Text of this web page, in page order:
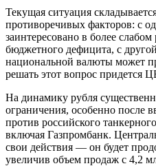
Текущая ситуация
противоречивых факторов: с
заинтересовано в более
бюджетного дефицита, с
национальной валюты может
решать этот вопрос придется
На динамику рубля
ограничения, особенно после
против российского
включая Газпромбанк.
свои действия — он будет
увеличив объем продаж с 4,2